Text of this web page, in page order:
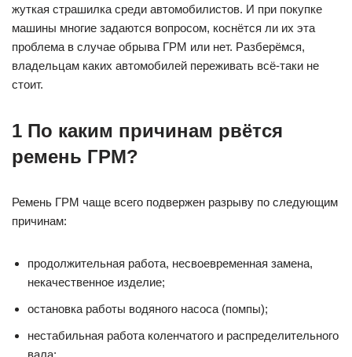
жуткая страшилка среди автомобилистов. И при покупке
машины многие задаются вопросом, коснётся ли их эта
проблема в случае обрыва ГРМ или нет. Разберёмся,
владельцам каких автомобилей переживать всё-таки не
стоит.
1 По каким причинам рвётся
ремень ГРМ?
Ремень ГРМ чаще всего подвержен разрыву по следующим
причинам:
продолжительная работа, несвоевременная замена,
некачественное изделие;
остановка работы водяного насоса (помпы);
нестабильная работа коленчатого и распределительного
вала;